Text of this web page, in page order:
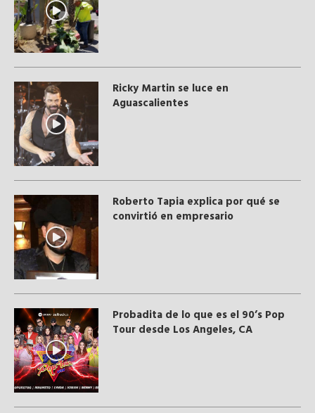
Ricky Martin se luce en
Aguascalientes
Roberto Tapia explica por qué se
convirtió en empresario
Probadita de lo que es el 90’s Pop
Tour desde Los Angeles, CA